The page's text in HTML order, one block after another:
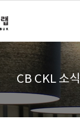
CB CKL 소식